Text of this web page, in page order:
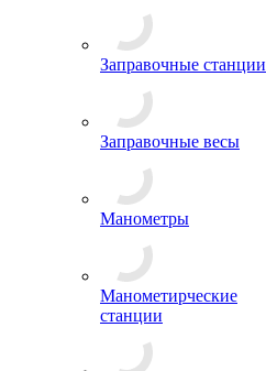
Заправочные станции
Заправочные весы
Манометры
Манометирческие
станции